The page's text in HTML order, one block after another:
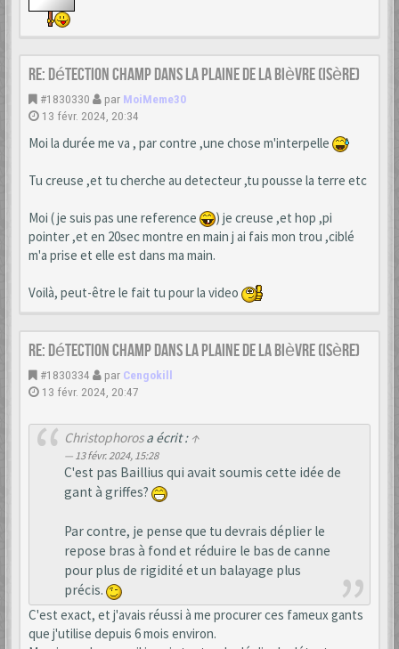
Re: Détection champ dans la Plaine de la Bièvre (Isère)
#1830330 par MoiMeme30
13 févr. 2024, 20:34
Moi la durée me va , par contre ,une chose m'interpelle
Tu creuse ,et tu cherche au detecteur ,tu pousse la terre etc
Moi ( je suis pas une reference
) je creuse ,et hop ,pi
pointer ,et en 20sec montre en main j ai fais mon trou ,ciblé
m'a prise et elle est dans ma main.
Voilà, peut-être le fait tu pour la video
Re: Détection champ dans la Plaine de la Bièvre (Isère)
#1830334 par Cengokill
13 févr. 2024, 20:47
Christophorosa écrit : ↑
13 févr. 2024, 15:28
C'est pas Baillius qui avait soumis cette idée de
gant à griffes?
Par contre, je pense que tu devrais déplier le
repose bras à fond et réduire le bas de canne
pour plus de rigidité et un balayage plus
précis.
C'est exact, et j'avais réussi à me procurer ces fameux gants
que j'utilise depuis 6 mois environ.